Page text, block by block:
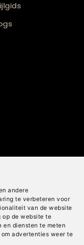
andere
te verbeteren voor
van de website
op de website te
en diensten te meten
om advertenties weer te